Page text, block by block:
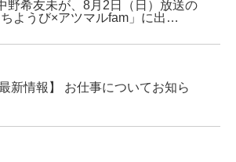
野希友未が、8月2日（日）放送の
ようび×アツマルfam」に出…
新情報】 お仕事についてお知ら